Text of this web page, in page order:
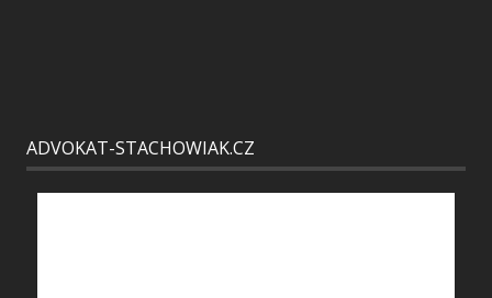
ADVOKAT-STACHOWIAK.CZ